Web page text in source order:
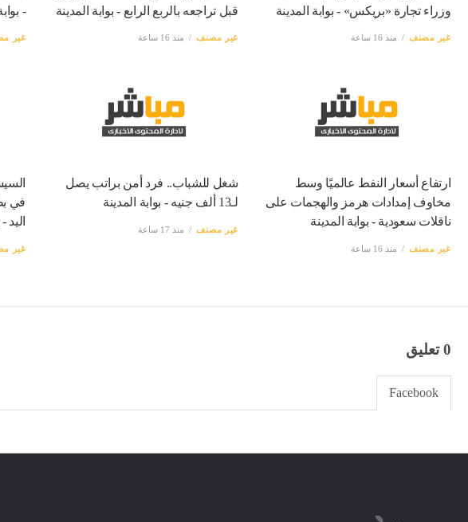
وزراء تجارة «بريكس» - بوابة المدينة
غير مصنف منذ 16 ساعة
قبل تراجعه بالربع الرابع - بوابة المدينة
غير مصنف منذ 16 ساعة
-
غير
ارتفاع أسعار النفط عالميًا وسط
مخاوف إمدادات هرمز والهجمات على
ناقلات سعودية - بوابة المدينة
غير مصنف منذ 16 ساعة
شغل للشباب.. فرد أمن براتب يصل
لـ13 ألف جنيه - بوابة المدينة
غير مصنف منذ 17 ساعة
في
اليد
غير
0 تعليق
Facebook